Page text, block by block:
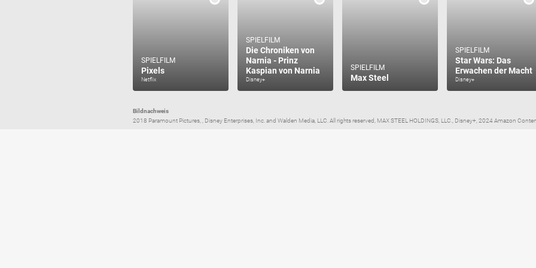
SPIELFILM
Pixels
Netflix
SPIELFILM
Die Chroniken von
Narnia - Prinz
Kaspian von Narnia
Disney+
SPIELFILM
Max Steel
SPIELFILM
Star Wars: Das
Erwachen der Macht
Disney+
Bildnachweis
2018 Paramount Pictures, , Disney Enterprises, Inc. and Walden Media, LLC. All rights reserved, MAX STEEL HOLDINGS, LLC., Disney+, 2024 Amazon